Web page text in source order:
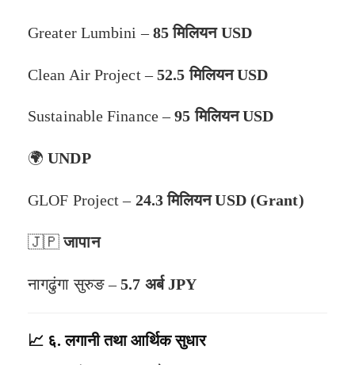
Greater Lumbini –85 मिलियन USD
Clean Air Project –52.5 मिलियन USD
Sustainable Finance –95 मिलियन USD
🌍UNDP
GLOF Project – 24.3 मिलियन USD (Grant)
🇯🇵जापान
नागढुंगा सुरुङ –5.7 अर्ब JPY
📈 ६. लगानी तथा आर्थिक सुधार